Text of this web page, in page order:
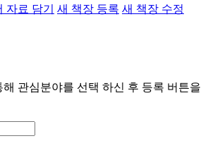
자료 담기 새 책장 등록 새 책장 수정
해 관심분야를 선택 하신 후 등록 버튼을